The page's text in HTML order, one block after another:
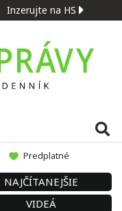
Inzerujte na HS
Predplatné
NAJČÍTANEJŠIE
VIDEÁ